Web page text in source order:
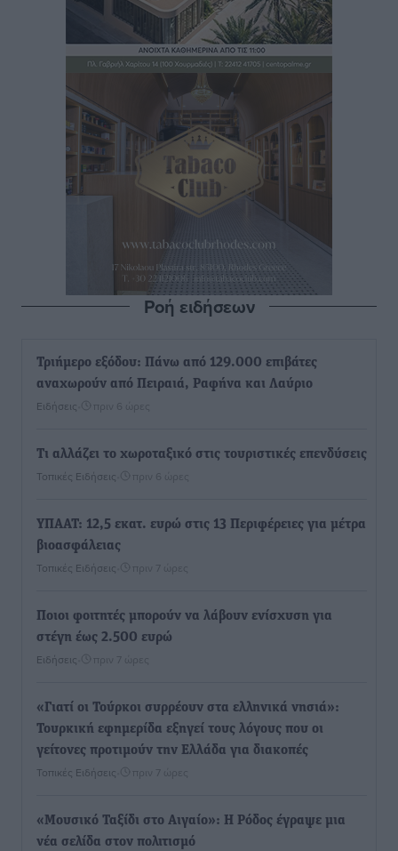
Ροή ειδήσεων
Τριήμερο εξόδου: Πάνω από 129.000 επιβάτες
αναχωρούν από Πειραιά, Ραφήνα και Λαύριο
Ειδήσεις πριν 6 ώρες
Τι αλλάζει το χωροταξικό στις τουριστικές επενδύσεις
Τοπικές Ειδήσεις πριν 6 ώρες
ΥΠΑΑΤ: 12,5 εκατ. ευρώ στις 13 Περιφέρειες για μέτρα
βιοασφάλειας
Τοπικές Ειδήσεις πριν 7 ώρες
Ποιοι φοιτητές μπορούν να λάβουν ενίσχυση για
στέγη έως 2.500 ευρώ
Ειδήσεις πριν 7 ώρες
«Γιατί οι Τούρκοι συρρέουν στα ελληνικά νησιά»:
Τουρκική εφημερίδα εξηγεί τους λόγους που οι
γείτονες προτιμούν την Ελλάδα για διακοπές
Τοπικές Ειδήσεις πριν 7 ώρες
«Μουσικό Ταξίδι στο Αιγαίο»: Η Ρόδος έγραψε μια
νέα σελίδα στον πολιτισμό